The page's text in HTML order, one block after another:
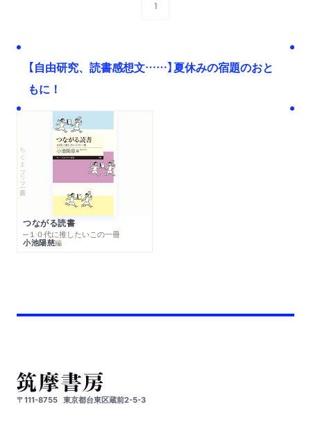
1
【自由研究、読書感想文……】夏休みの宿題のおと
もに！
ちくまプリマー新書
つながる読書
─１０代に推したいこの一冊
小池陽慈編
〒111-8755 東京都台東区蔵前2-5-3